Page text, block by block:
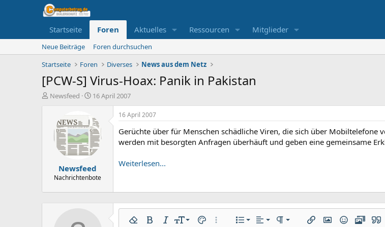
Startseite Foren Aktuelles Ressourcen Mitglieder
Neue Beiträge
Foren durchsuchen
Startseite
Foren Diverses News aus dem Netz
[PCW-S] Virus-Hoax: Panik in Pakistan
E
Newsfeed
E
t
e
l
l
a
m
16 April 2007
Newsfeed
Nachrichtenbote
16 April 2007
Gerüchte über für Menschen schädliche Viren, die sich über
werden mit besorgten Anfragen überhäuft und geben eine gemeinsame
Weiterlesen...
Formatierung entfernen
Fett KursivSchriftgröße
9
TextfarbeWeitere Einstellungen…
Liste
Nummerierte Liste
Ausrichtung
LinksbündigParagraph format
Normal Link einfügen
Bild einfügen
SmileysMedien
Zitat